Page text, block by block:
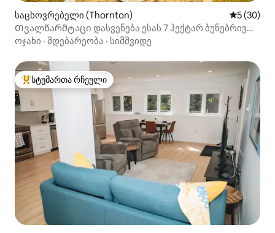
საცხოვრებელი (Thornton) საშუალო
5 (30)
Თვალწარმტაცი დასვენება ესას 7 ჰექტარ ბუნებრივ
სილამაზეში
ოჯახი · მდებარეობა · სიმშვიდე
სტუმართა რჩეული მოწინავე ვარიანტი
სტუმართა რჩეული